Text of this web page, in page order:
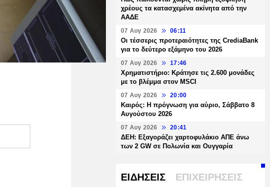
χρέους τα κατασχεμένα ακίνητα από την
ΑΑΔΕ
07 Αυγ 2026 06:11
Οι τέσσερις προτεραιότητες της CrediaBank
για το δεύτερο εξάμηνο του 2026
07 Αυγ 2026 17:46
Χρηματιστήριο: Κράτησε τις 2.600 μονάδες
με το βλέμμα στον MSCI
07 Αυγ 2026 20:00
Καιρός: Η πρόγνωση για αύριο, Σάββατο 8
Αυγούστου 2026
07 Αυγ 2026 20:41
ΔΕΗ: Εξαγοράζει χαρτοφυλάκιο ΑΠΕ άνω
των 2 GW σε Πολωνία και Ουγγαρία
ΕΙΔΗΣΕΙΣ ΕΠΙΧΕΙΡΗΣΕΙΣ